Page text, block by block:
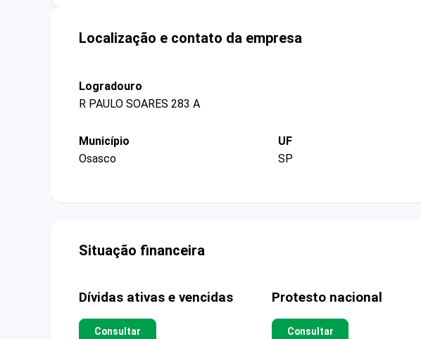
Localização e contato da empresa
Logradouro
R PAULO SOARES 283 A
Município
Osasco
UF
SP
Situação financeira
Dívidas ativas e vencidas
Consultar
Protesto nacional
Consultar